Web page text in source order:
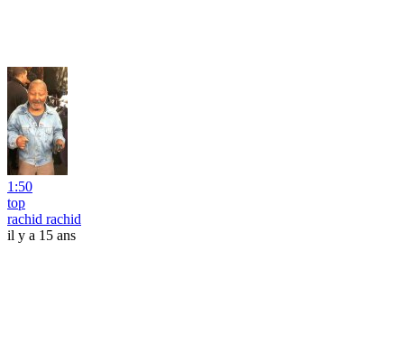
1:50
top
rachid rachid
il y a 15 ans